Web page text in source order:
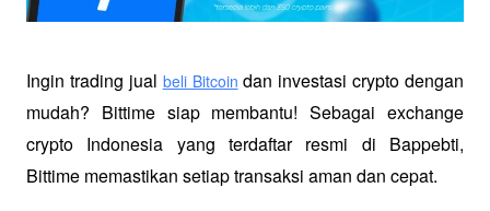
Ingin trading jual beli Bitcoin dan investasi crypto dengan
mudah? Bittime siap membantu! Sebagai exchange
crypto Indonesia yang terdaftar resmi di Bappebti,
Bittime memastikan setiap transaksi aman dan cepat.